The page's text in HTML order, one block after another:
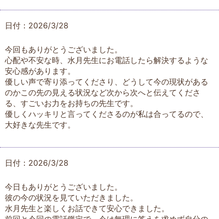
日付：2026/3/28
今回もありがとうございました。
心配や不安な時、水月先生にお電話したら解決するような
安心感があります。
優しい声で寄り添ってくださり、どうして今の現状がある
のかこの先の見える状況など次から次へと伝えてくださ
る、すごいお力をお持ちの先生です。
優しくハッキリと言ってくださるのが私は合ってるので、
大好きな先生です。
日付：2026/3/28
今日もありがとうございました。
彼の今の状況を見ていただきました。
水月先生と楽しくお話できて安心できました。